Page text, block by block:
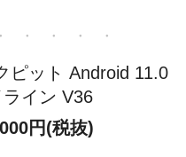
ピット Android 11.0
イン V36
円(税抜)